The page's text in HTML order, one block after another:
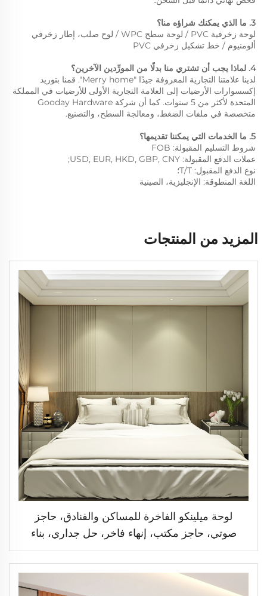
3. ما الذي يمكنك شراؤه منا؟
ألومنيوم / خط تشكيل زخرفي PVC
4. لماذا يجب أن تشتري منا بدلًا من المورِّدين الآخرين؟
متخصصة في ملفات الضغط، ومعالجة السطح، والتصنيع.
5. ما الخدمات التي يمكننا تقديمها؟
شروط التسليم المقبولة: FOB
عملات الدفع المقبولة: USD, EUR, HKD, GBP, CNY;
نوع الدفع المقبول: T/T؛
اللغة المنطوقة: الإنجليزية، الصينية
المزيد من المنتجات
لوحة ميلينكو الفاخرة للمساكن والفنادق، حاجز
صوتي، حاجز مكتب، إنهاء فاخر، حل جداري، بناء
أخضر، تعبئة بالجملة